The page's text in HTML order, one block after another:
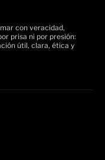
con veracidad,
prisa ni por presión:
útil, clara, ética y